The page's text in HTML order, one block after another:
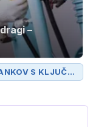
–
S KLJUČN